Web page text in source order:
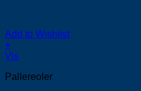
Add to Wishlist
+
Vis
Pallereoler